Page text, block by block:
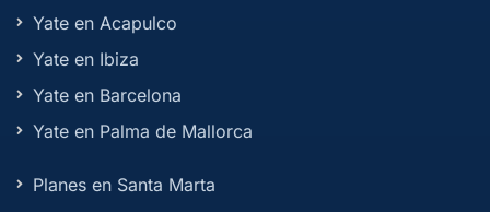
Yate en Acapulco
Yate en Ibiza
Yate en Barcelona
Yate en Palma de Mallorca
Planes en Santa Marta